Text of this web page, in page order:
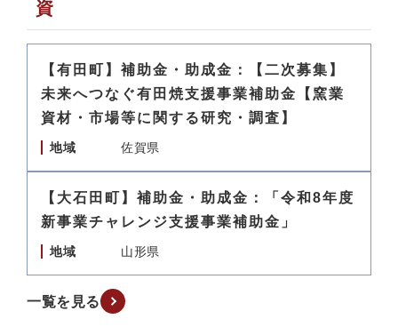
資
【有田町】補助金・助成金：【二次募集】
未来へつなぐ有田焼支援事業補助金【窯業
資材・市場等に関する研究・調査】
地域 佐賀県
【大石田町】補助金・助成金：「令和8年度
新事業チャレンジ支援事業補助金」
地域 山形県
一覧を見る